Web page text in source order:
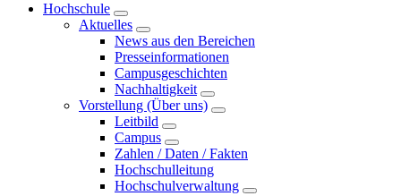
Hochschule
Aktuelles
News aus den Bereichen
Presseinformationen
Campusgeschichten
Nachhaltigkeit
Vorstellung (Über uns)
Leitbild
Campus
Zahlen / Daten / Fakten
Hochschulleitung
Hochschulverwaltung